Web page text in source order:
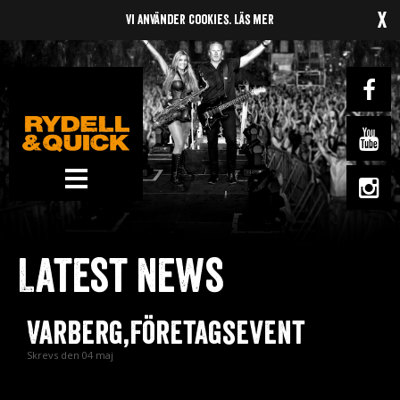
Music
Gigs
Gallery
Latest news
Varberg,Företagsevent
Skrevs den 04 maj
Vi använder cookies. Läs mer x